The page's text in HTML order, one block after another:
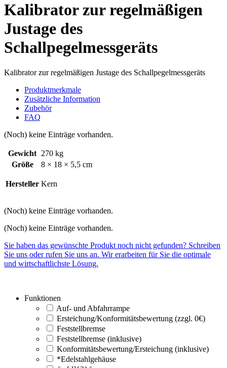
Kalibrator zur regelmäßigen
Justage des
Schallpegelmessgeräts
Kalibrator zur regelmäßigen Justage des Schallpegelmessgeräts
Produktmerkmale
Zusätzliche Information
Zubehör
FAQ
(Noch) keine Einträge vorhanden.
Gewicht 270 kg
Größe
8 × 18 × 5,5 cm
Hersteller Kern
(Noch) keine Einträge vorhanden.
(Noch) keine Einträge vorhanden.
Sie haben das gewünschte Produkt noch nicht gefunden? Schreiben
Sie uns oder rufen Sie uns an. Wir erarbeiten für Sie die optimale
und wirtschaftlichste Lösung.
Funktionen
Auf- und Abfahrrampe
Ersteichung/Konformitätsbewertung (zzgl. 0€)
Feststellbremse
Feststellbremse (inklusive)
Konformitätsbewertung/Ersteichung (inklusive)
*Edelstahlgehäuse